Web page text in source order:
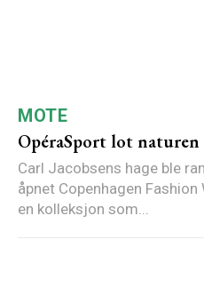
MOTE
OpéraSport lot naturen
Carl Jacobsens hage ble
åpnet Copenhagen
en kolleksjon som...